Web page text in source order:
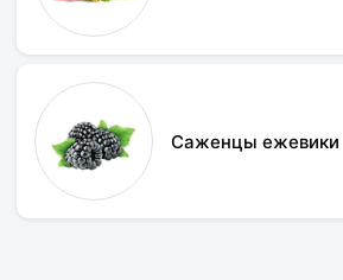
Саженцы ежевики